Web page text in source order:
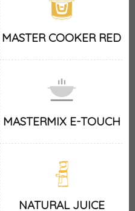
MASTER COOKER RED
MASTERMIX E-TOUCH
NATURAL JUICE